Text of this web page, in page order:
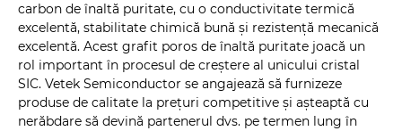
carbon de înaltă puritate, cu o conductivitate termică
excelentă, stabilitate chimică bună și rezistență mecanică
excelentă. Acest grafit poros de înaltă puritate joacă un
rol important în procesul de creștere al unicului cristal
SIC. Vetek Semiconductor se angajează să furnizeze
produse de calitate la prețuri competitive și așteaptă cu
nerăbdare să devină partenerul dvs. pe termen lung în